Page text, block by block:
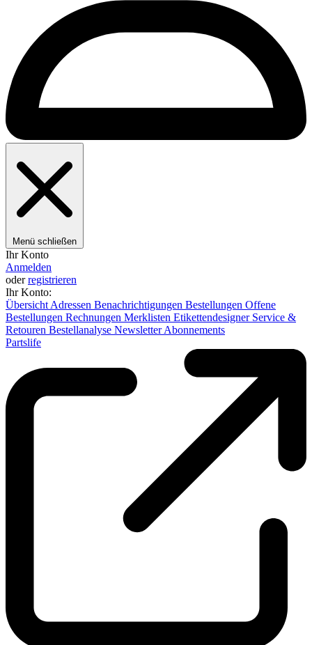
Menü schließen
Ihr Konto
Anmelden
oderregistrieren
Ihr Konto:
Übersicht Adressen Benachrichtigungen Bestellungen Offene
Bestellungen Rechnungen Merklisten Etikettendesigner Service &
Retouren Bestellanalyse NewsletterAbonnements
Partslife